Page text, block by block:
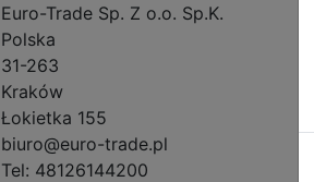
Euro-Trade Sp. Z o.o. Sp.K.
Polska
31-263
Kraków
Łokietka 155
biuro@euro-trade.pl
Tel: 48126144200